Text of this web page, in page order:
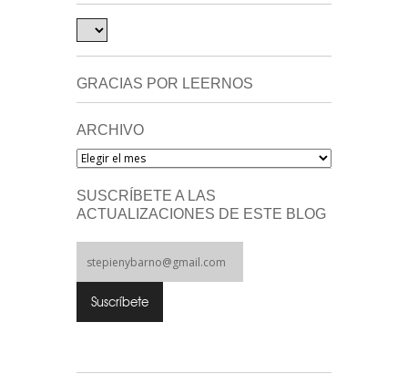
GRACIAS POR LEERNOS
ARCHIVO
Archivo
SUSCRÍBETE A LAS
ACTUALIZACIONES DE ESTE BLOG